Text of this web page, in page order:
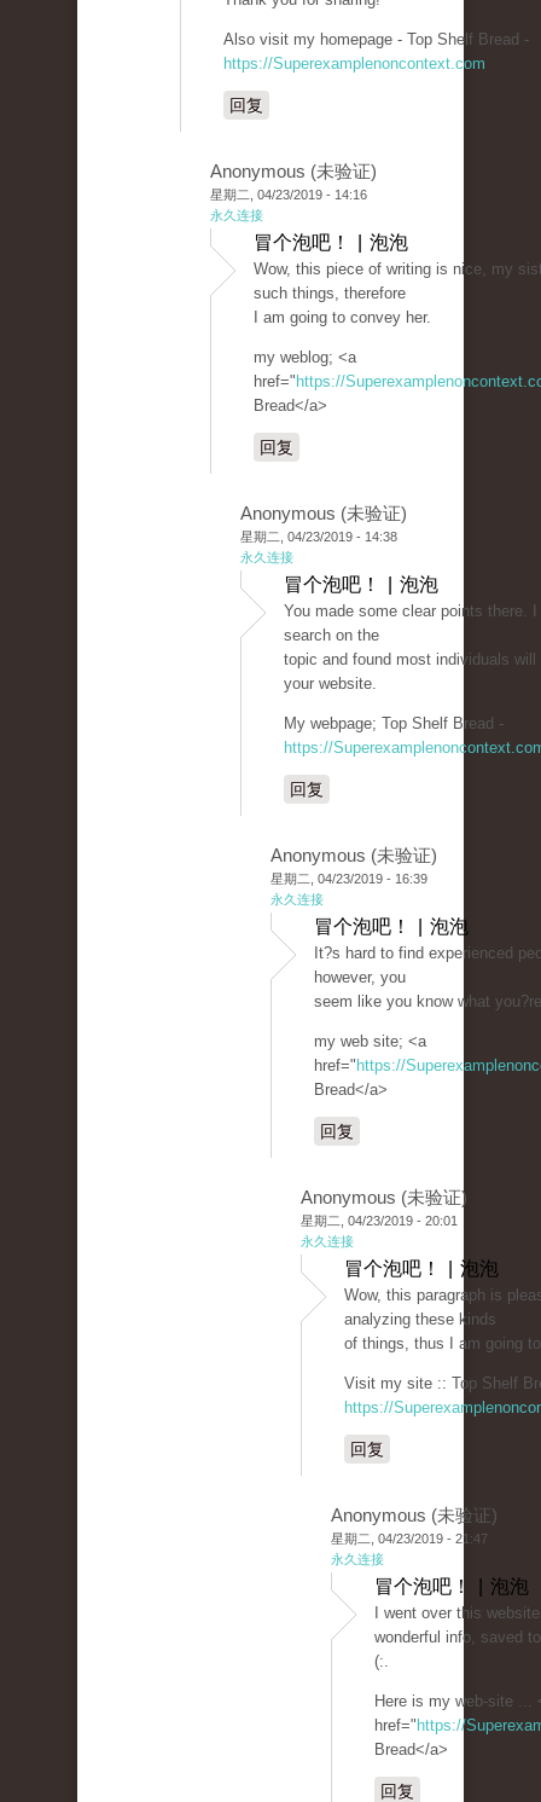
Also visit my homepage - Top Shelf Bread -
https://Superexamplenoncontext.com
回复
Anonymous (未验证)
星期二, 04/23/2019 - 14:16
永久连接
冒个泡吧！ | 泡泡
Wow, this piece of writing is nice, my
such things, therefore
I am going to convey her.
my weblog; <a
href=" https://
Bread</a>
回复
Anonymous (未验证)
星期二, 04/23/2019 - 14:38
永久连接
冒个泡吧！ | 泡泡
You made some clear points there. I
search on the
topic and found most individuals will
your website.
My webpage; Top Shelf Bread -
https://
回复
Anonymous (未验证)
星期二, 04/23/2019 - 16:39
永久连接
冒个泡吧！ | 泡泡
It?s hard to find experienced
however, you
seem like you know what
my web site; <a
href=" https://
Bread</a>
回复
Anonymous (未验证)
星期二, 04/23/2019 - 20:01
永久连接
冒个泡吧！ | 泡泡
Wow, this paragraph is
analyzing these kinds
of things, thus I am going
Visit my site :: Top Shelf
https://
回复
Anonymous (未验证)
星期二, 04/23/2019 - 21:47
永久连接
冒个泡吧！ | 泡泡
I went over this
wonderful info, saved
(:.
Here is my web-site ...
href=" https://
Bread</a>
回复